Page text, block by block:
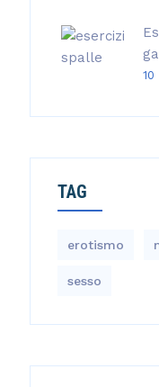
10
TAG
erotismo
sesso